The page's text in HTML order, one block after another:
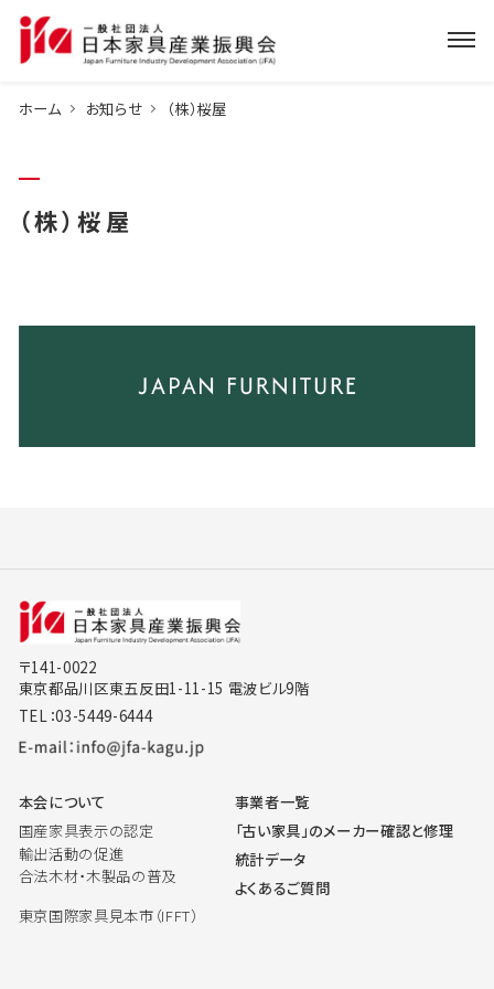
ホーム お知らせ （株）桜屋
（株）桜屋
〒141-0022
東京都品川区東五反田1-11-15 電波ビル9階
TEL：03-5449-6444
本会について
国産家具表示の認定
輸出活動の促進
合法木材・木製品の普及
東京国際家具見本市（IFFT）
事業者一覧
「古い家具」のメーカー確認と修理
統計データ
よくあるご質問